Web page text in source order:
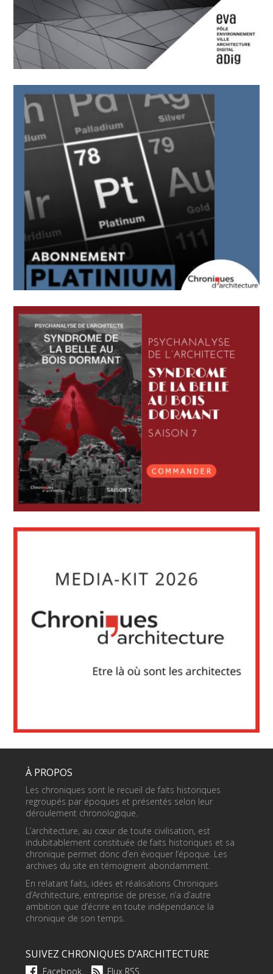
À PROPOS
Les chroniques sont le recueil de faits historiques
regroupés par époques et présentés selon leur
déroulement chronologique.
L’architecture, au cœur de toute civilisation, est
indubitablement constituée de faits historiques et sa
chronique permet donc d’en évoquer l’époque. Les
archives du site en témoignent abondamment.
En relatant faits, idées et réalisations Chroniques
d’Architecture, entreprise de presse, n’a d’autre
ambition que d’écrire en toute indépendance la
chronique de son temps.
SUIVEZ CHRONIQUES D’ARCHITECTURE
Facebook Flux RSS